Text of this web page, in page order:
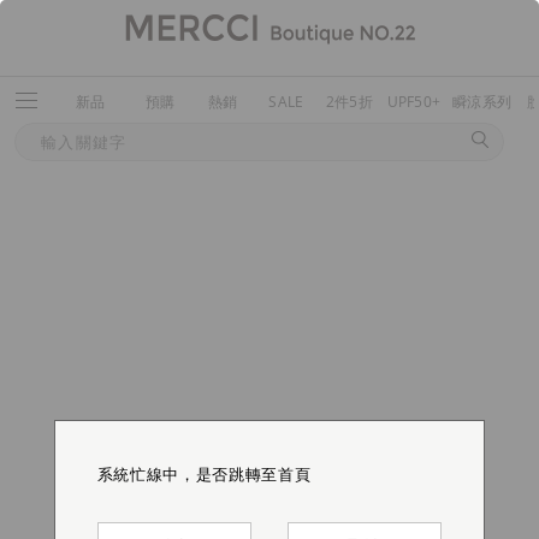
新品 預購 熱銷 SALE 2件5折 UPF50+ 瞬涼系列
系統忙線中，是否跳轉至首頁
系統忙線中，是否跳轉至首頁
系統忙線中，是否跳轉至首頁
系統忙線中，是否跳轉至首頁
系統忙線中，是否跳轉至首頁